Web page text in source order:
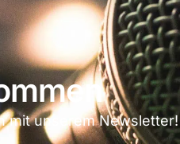
mit unserem Newsletter!